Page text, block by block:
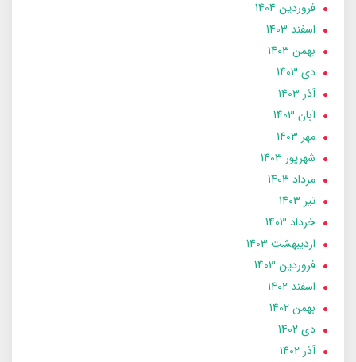
فروردین 1404
اسفند 1403
بهمن 1403
دی 1403
آذر 1403
آبان 1403
مهر 1403
شهریور 1403
مرداد 1403
تير 1403
خرداد 1403
ارديبهشت 1403
فروردین 1403
اسفند 1402
بهمن 1402
دی 1402
آذر 1402